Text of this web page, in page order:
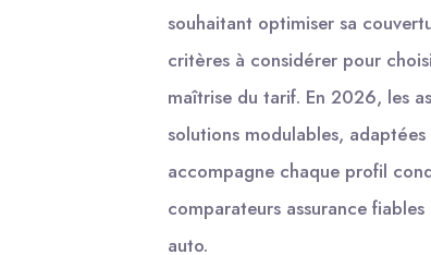
souhaitant optimiser sa
critères à considérer pour
maîtrise du tarif. En 2026, les
solutions modulables,
accompagne chaque profil
comparateurs assurance
auto.